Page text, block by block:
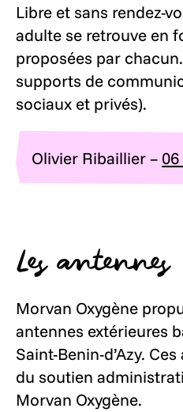
Libre et sans rendez-
adulte se retrouve en
proposées par
supports de
sociaux et privés).
Olivier Ribaillier –
Les antennes
Morvan Oxygène
antennes extérieures
Saint-Benin-d’Azy.
du soutien
Morvan Oxygène.